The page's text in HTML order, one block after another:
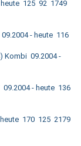
heute 125 92 1749
09.2004 - heute 116
Kombi 09.2004 -
09.2004 - heute 136
heute 170 125 2179